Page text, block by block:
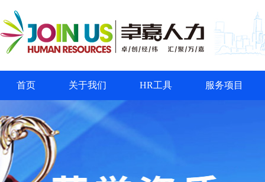
首页 关于我们 HR工具 服务项目